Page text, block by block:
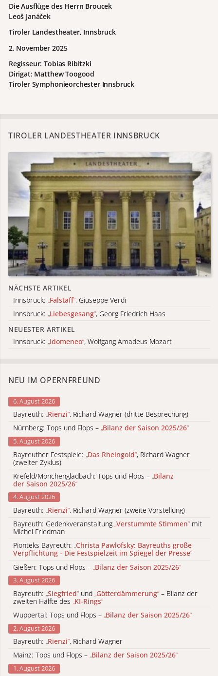
Die Ausflüge des Herrn Broucek
Leoš Janáček
Tiroler Landestheater, Innsbruck
2. November 2025
Regisseur: Tobias Ribitzki
Dirigat: Matthew Toogood
Tiroler Symphonieorchester Innsbruck
TIROLER LANDESTHEATER INNSBRUCK
NÄCHSTE ARTIKEL
Innsbruck: „Falstaff“, Giuseppe Verdi
Innsbruck: „Liebesgesang“, Georg Friedrich Haas
NEUESTER ARTIKEL
Innsbruck: „Idomeneo“, Wolfgang Amadeus Mozart
NEU IM OPERNFREUND
6. August 2026
Bayreuth: „Rienzi“, Richard Wagner (dritte Besprechung)
Nürnberg: Tops und Flops – „Bilanz der Saison 2025/26“
5. August 2026
Bayreuther Festspiele: „Das Rheingold“, Richard Wagner
(zweiter Zyklus)
Krefeld/Mönchengladbach: Tops und Flops – „Bilanz
der Saison 2025/26“
4. August 2026
Bayreuth: „Rienzi“, Richard Wagner (zweite Vorstellung)
Bayreuth: Gedenkveranstaltung „Verstummte Stimmen“ mit
Michel Friedman
Pionteks Bayreuth: „Christa Pawlofsky: Bayreuths große
Verpflichtung - Die Festspielzeit im Spiegel der Presse“
Gießen: Tops und Flops – „Bilanz der Saison 2025/26“
3. August 2026
Bayreuth: „Siegfried“ und „Götterdämmerung“ – Bilanz der
zweiten Hälfte des „KI-Rings“
Wuppertal: Tops und Flops – „Bilanz der Saison 2025/26“
2. August 2026
Bayreuth: „Rienzi“, Richard Wagner
Mainz: Tops und Flops – „Bilanz der Saison 2025/26“
1. August 2026